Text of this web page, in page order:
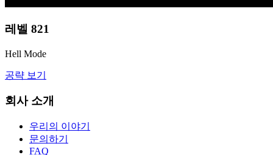
레벨 821
Hell Mode
공략 보기
회사 소개
우리의 이야기
문의하기
FAQ